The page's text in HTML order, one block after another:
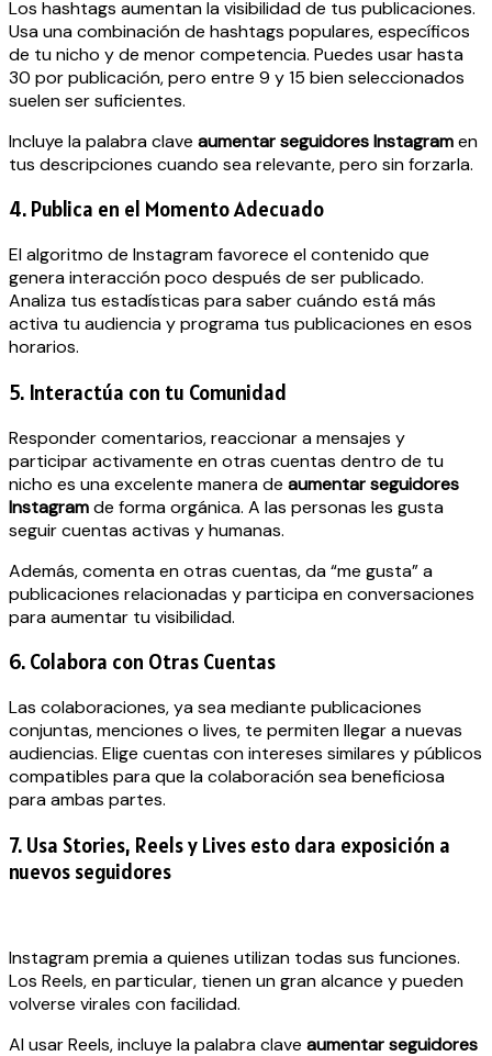
Los hashtags aumentan la visibilidad de tus publicaciones.
Usa una combinación de hashtags populares, específicos
de tu nicho y de menor competencia. Puedes usar hasta
30 por publicación, pero entre 9 y 15 bien seleccionados
suelen ser suficientes.
Incluye la palabra clave aumentar seguidores Instagramen
tus descripciones cuando sea relevante, pero sin forzarla.
4. Publica en el Momento Adecuado
El algoritmo de Instagram favorece el contenido que
genera interacción poco después de ser publicado.
Analiza tus estadísticas para saber cuándo está más
activa tu audiencia y programa tus publicaciones en esos
horarios.
5. Interactúa con tu Comunidad
Responder comentarios, reaccionar a mensajes y
participar activamente en otras cuentas dentro de tu
nicho es una excelente manera de aumentar seguidores
Instagramde forma orgánica. A las personas les gusta
seguir cuentas activas y humanas.
Además, comenta en otras cuentas, da “me gusta” a
publicaciones relacionadas y participa en conversaciones
para aumentar tu visibilidad.
6. Colabora con Otras Cuentas
Las colaboraciones, ya sea mediante publicaciones
conjuntas, menciones o lives, te permiten llegar a nuevas
audiencias. Elige cuentas con intereses similares y públicos
compatibles para que la colaboración sea beneficiosa
para ambas partes.
7. Usa Stories, Reels y Lives esto dara exposición a
nuevos seguidores
Instagram premia a quienes utilizan todas sus funciones.
Los Reels, en particular, tienen un gran alcance y pueden
volverse virales con facilidad.
Al usar Reels, incluye la palabra clave aumentar seguidores